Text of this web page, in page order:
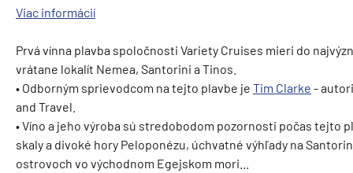
Viac informácií
Prvá vínna plavba spoločnosti Variety Cruises mieri do
vrátane lokalít Nemea, Santorini a Tinos.
• Odborným sprievodcom na tejto plavbe je Tim Clarke -
and Travel.
• Víno a jeho výroba sú stredobodom pozornosti počas tejto
skaly a divoké hory Peloponézu, úchvatné výhľady na
ostrovoch vo východnom Egejskom mori...